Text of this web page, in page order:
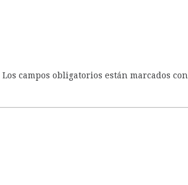
Los campos obligatorios están marcados con